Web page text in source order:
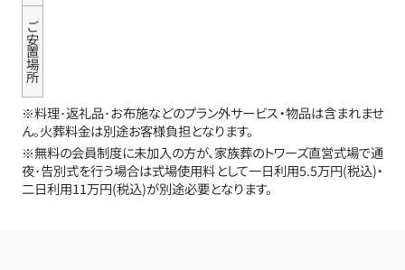
ご安置場所
※料理･返礼品･お布施などのプラン外サービス・物品は含まれませ
ん。火葬料金は別途お客様負担となります。
※無料の会員制度に未加入の方が、家族葬のトワーズ直営式場で通
夜･告別式を行う場合は式場使用料として一日利用5.5万円(税込)・
二日利用11万円(税込)が別途必要となります。